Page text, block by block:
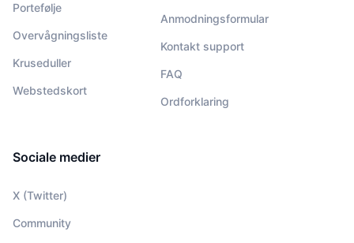
Portefølje
Overvågningsliste
Kruseduller
Webstedskort
Anmodningsformular
Kontakt support
FAQ
Ordforklaring
Sociale medier
X (Twitter)
Community